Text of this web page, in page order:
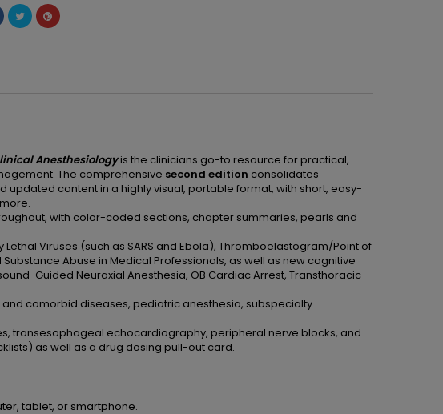
Anesthesiologyis the clinicians go-to resource for practical,
The comprehensive second edition consolidates
content in a highly visual, portable format, with short, easy-
with color-coded sections, chapter summaries, pearls and
Viruses (such as SARS and Ebola), Thromboelastogram/Point of
Abuse in Medical Professionals, as well as new cognitive
Guided Neuraxial Anesthesia, OB Cardiac Arrest, Transthoracic
comorbid diseases, pediatric anesthesia, subspecialty
transesophageal echocardiography, peripheral nerve blocks, and
as well as a drug dosing pull-out card.
tablet, or smartphone.